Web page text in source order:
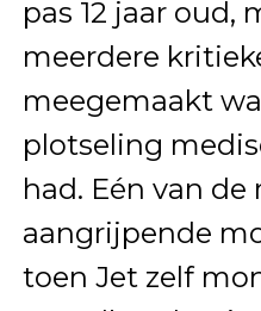
pas 12 jaar oud,
meerdere
meegemaakt
plotseling
had. Eén van de
aangrijpende
toen Jet zelf